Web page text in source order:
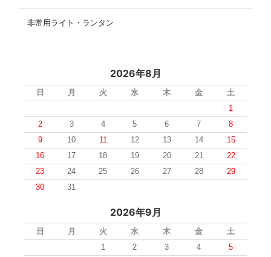
非常用ライト・ランタン
2026年8月
日 月 火 水 木 金
土
1
2
3 4 5 6 7
8
9
10 11 12 13 14
15
16
17 18 19 20 21
22
23
24 25 26 27 28
29
30
31
2026年9月
日 月 火 水 木 金
土
1
2 3 4
5